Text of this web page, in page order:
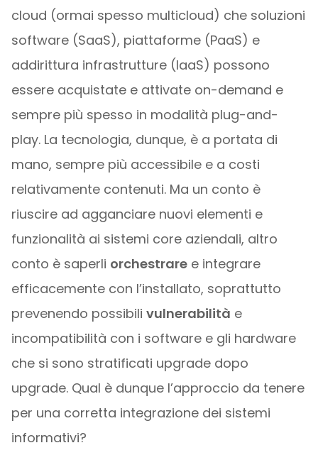
cloud (ormai spesso multicloud) che soluzioni
software (SaaS), piattaforme (PaaS) e
addirittura infrastrutture (IaaS) possono
essere acquistate e attivate on-demand e
sempre più spesso in modalità plug-and-
play. La tecnologia, dunque, è a portata di
mano, sempre più accessibile e a costi
relativamente contenuti. Ma un conto è
riuscire ad agganciare nuovi elementi e
funzionalità ai sistemi core aziendali, altro
conto è saperli orchestraree integrare
efficacemente con l’installato, soprattutto
prevenendo possibili vulnerabilità e
incompatibilità con i software e gli hardware
che si sono stratificati upgrade dopo
upgrade. Qual è dunque l’approccio da tenere
per una corretta integrazione dei sistemi
informativi?